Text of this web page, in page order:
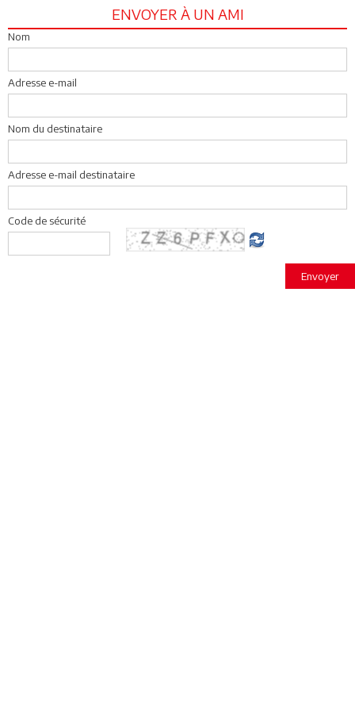
ENVOYER À UN AMI
Nom
Adresse e-mail
Nom du destinataire
Adresse e-mail destinataire
Code de sécurité
Envoyer